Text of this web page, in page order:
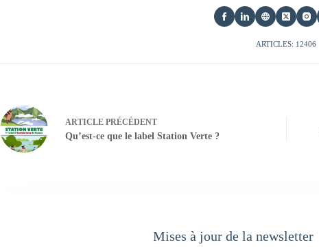
ARTICLES: 12406
ARTICLE PRÉCÉDENT
Qu’est-ce que le label Station Verte ?
Mises à jour de la newsletter